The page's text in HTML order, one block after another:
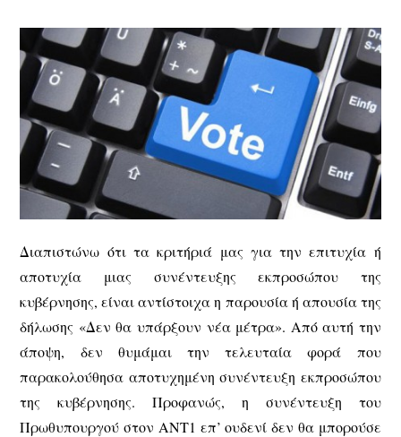
Διαπιστώνω ότι τα κριτήριά μας για την επιτυχία ή
αποτυχία μιας συνέντευξης εκπροσώπου της
κυβέρνησης, είναι αντίστοιχα η παρουσία ή απουσία της
δήλωσης «Δεν θα υπάρξουν νέα μέτρα». Από αυτή την
άποψη, δεν θυμάμαι την τελευταία φορά που
παρακολούθησα αποτυχημένη συνέντευξη εκπροσώπου
της κυβέρνησης. Προφανώς, η συνέντευξη του
Πρωθυπουργού στον ΑΝΤ1 επ’ ουδενί δεν θα μπορούσε